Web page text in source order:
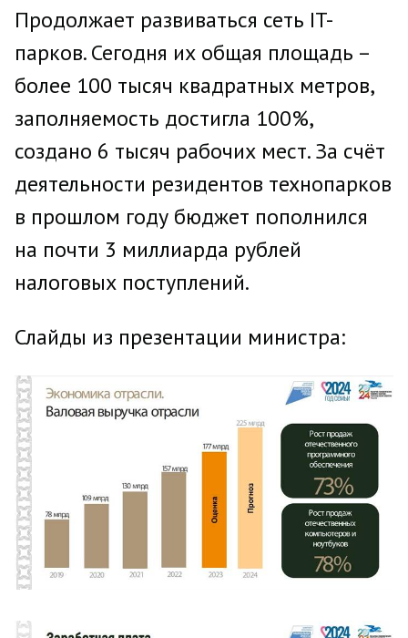
Продолжает развиваться сеть IT-
парков. Сегодня их общая площадь –
более 100 тысяч квадратных метров,
заполняемость достигла 100%,
создано 6 тысяч рабочих мест. За счёт
деятельности резидентов технопарков
в прошлом году бюджет пополнился
на почти 3 миллиарда рублей
налоговых поступлений.
Слайды из презентации министра: